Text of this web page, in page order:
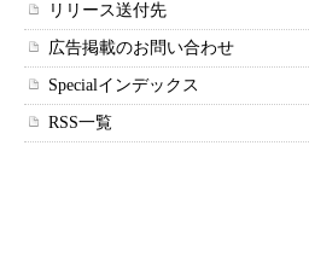
リリース送付先
広告掲載のお問い合わせ
Specialインデックス
RSS一覧